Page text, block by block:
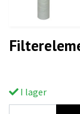
I lager